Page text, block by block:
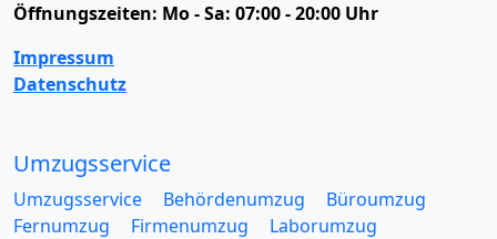
Öffnungszeiten: Mo - Sa: 07:00 - 20:00 Uhr
Impressum
Datenschutz
Umzugsservice
Umzugsservice Behördenumzug
Büroumzug
Fernumzug
Firmenumzug
Laborumzug